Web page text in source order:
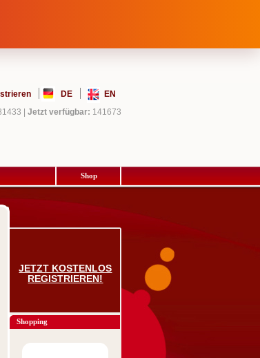
DE
EN
Jetzt verfügbar: 141673
Shop
JETZT KOSTENLOS
REGISTRIEREN!
Shopping